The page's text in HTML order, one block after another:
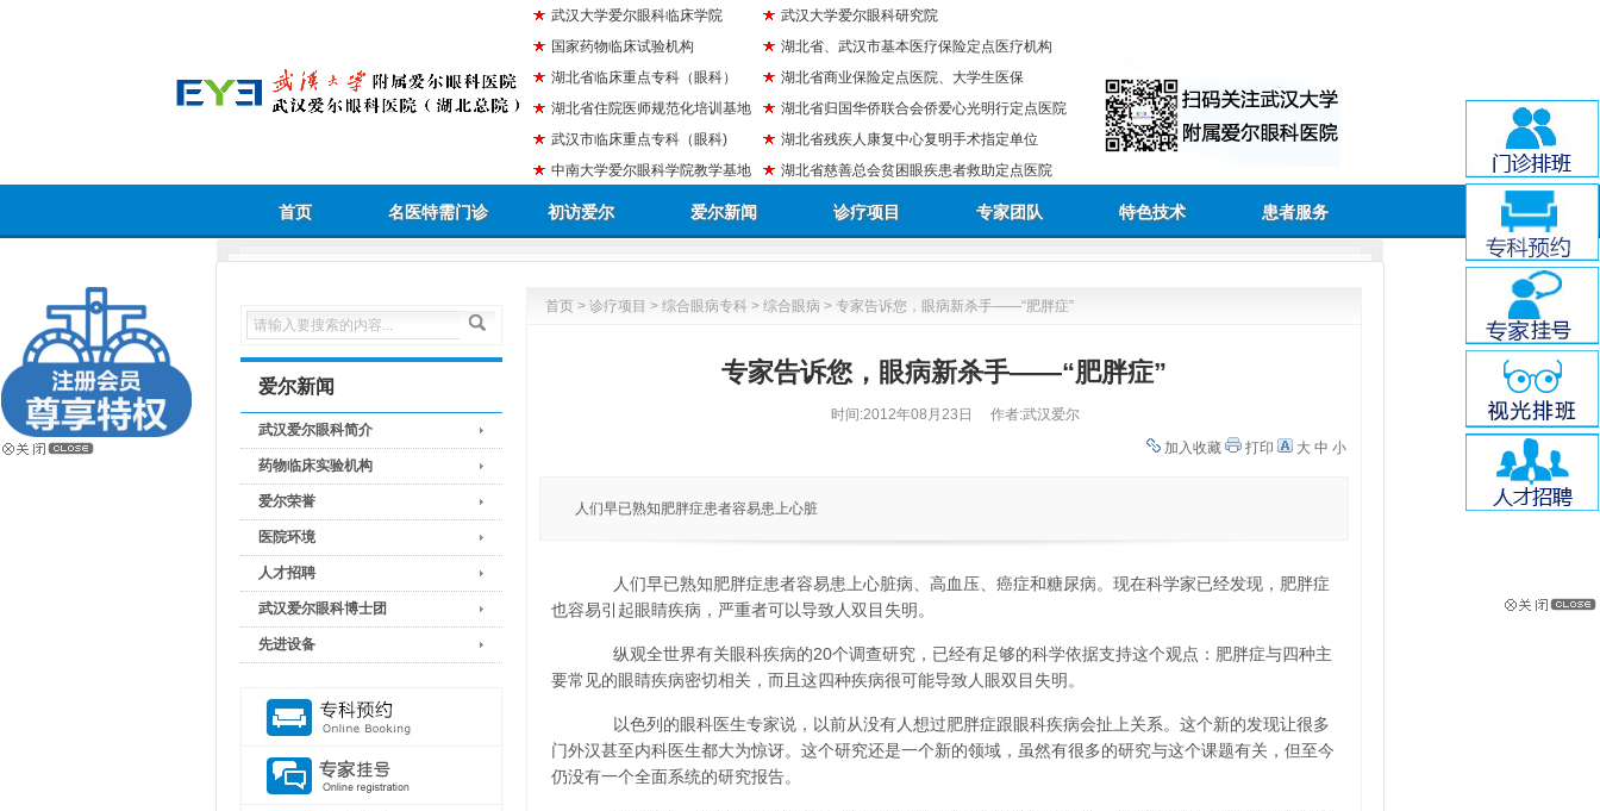
武汉大学爱尔眼科临床学院
国家药物临床试验机构
湖北省临床重点专科（眼科）
湖北省住院医师规范化培训基地
武汉市临床重点专科（眼科)
中南大学爱尔眼科学院教学基地
武汉大学爱尔眼科研究院
湖北省、武汉市基本医疗保险定点医疗机构
湖北省商业保险定点医院、大学生医保
湖北省归国华侨联合会侨爱心光明行定点医院
湖北省残疾人康复中心复明手术指定单位
湖北省慈善总会贫困眼疾患者救助定点医院
首页 名医特需门诊 初访爱尔 爱尔新闻 诊疗项目 专家团队 特色技术 患者服务
爱尔新闻
武汉爱尔眼科简介
药物临床实验机构
爱尔荣誉
医院环境
人才招聘
武汉爱尔眼科博士团
先进设备
首页 > 诊疗项目 > 综合眼病专科 > 综合眼病 > 专家告诉您，眼病新杀手——“肥胖症”
专家告诉您，眼病新杀手——“肥胖症”
时间:2012年08月23日
作者:武汉爱尔
加入收藏
打印 大 中 小
人们早已熟知肥胖症患者容易患上心脏
人们早已熟知肥胖症患者容易患上心脏病、高血压、癌症和糖尿病。现在科学家已经发现，肥胖症
也容易引起眼睛疾病，严重者可以导致人双目失明。
纵观全世界有关眼科疾病的20个调查研究，已经有足够的科学依据支持这个观点：肥胖症与四种主
要常见的眼睛疾病密切相关，而且这四种疾病很可能导致人眼双目失明。
以色列的眼科医生专家说，以前从没有人想过肥胖症跟眼科疾病会扯上关系。这个新的发现让很多
门外汉甚至内科医生都大为惊讶。这个研究还是一个新的领域，虽然有很多的研究与这个课题有关，但至今
仍没有一个全面系统的研究报告。